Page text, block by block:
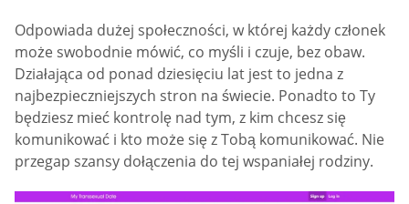
Odpowiada dużej społeczności, w której każdy członek
może swobodnie mówić, co myśli i czuje, bez obaw.
Działająca od ponad dziesięciu lat jest to jedna z
najbezpieczniejszych stron na świecie. Ponadto to Ty
będziesz mieć kontrolę nad tym, z kim chcesz się
komunikować i kto może się z Tobą komunikować. Nie
przegap szansy dołączenia do tej wspaniałej rodziny.